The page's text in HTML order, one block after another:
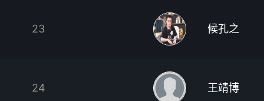
23 候孔之
24 王靖博